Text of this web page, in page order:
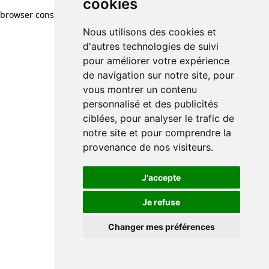
cookies
Nous utilisons des cookies et
d'autres technologies de suivi
pour améliorer votre expérience
de navigation sur notre site, pour
vous montrer un contenu
personnalisé et des publicités
ciblées, pour analyser le trafic de
notre site et pour comprendre la
provenance de nos visiteurs.
J'accepte
Je refuse
Changer mes préférences
browser console for more information)